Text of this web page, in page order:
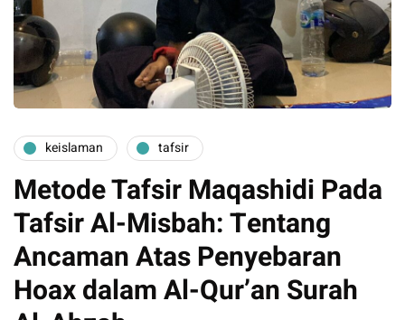
keislaman tafsir
Metode Tafsir Maqashidi Pada
Tafsir Al-Misbah: Tentang
Ancaman Atas Penyebaran
Hoax dalam Al-Qur’an Surah